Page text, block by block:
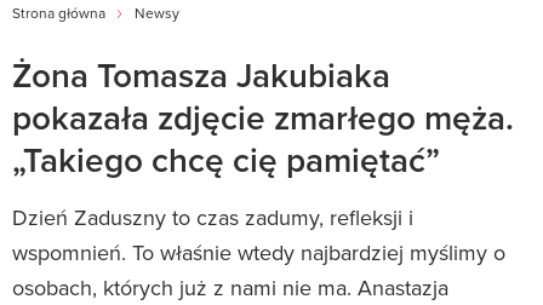
Strona główna Newsy
Żona Tomasza Jakubiaka
pokazała zdjęcie zmarłego męża.
„Takiego chcę cię pamiętać”
Dzień Zaduszny to czas zadumy, refleksji i
wspomnień. To właśnie wtedy najbardziej myślimy o
osobach, których już z nami nie ma. Anastazja